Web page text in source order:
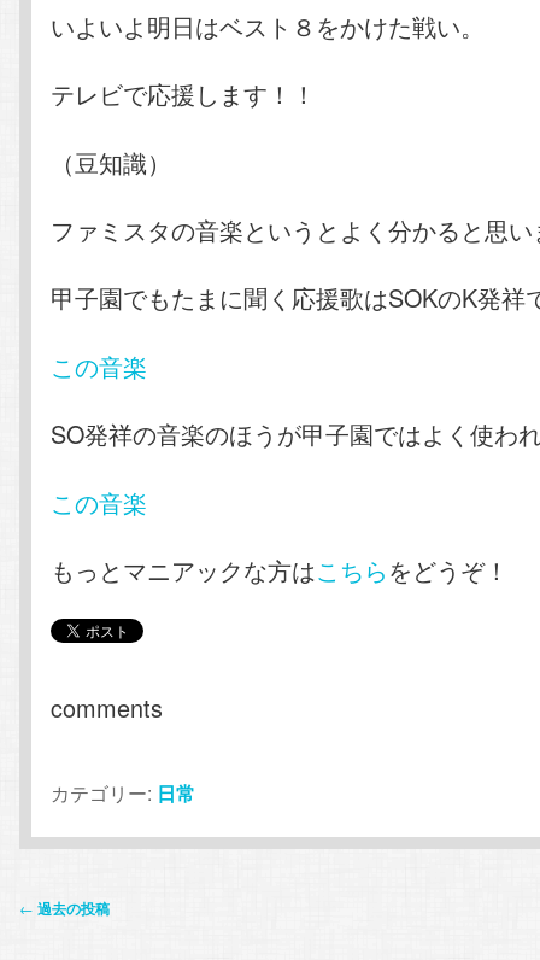
いよいよ明日はベスト８をかけた戦い。
テレビで応援します！！
（豆知識）
ファミスタの音楽というとよく分かると思
甲子園でもたまに聞く応援歌はSOKのK発祥
この音楽
SO発祥の音楽のほうが甲子園ではよく使わ
この音楽
もっとマニアックな方はこちらをどうぞ！
comments
カテゴリー: 日常
投
← 過去の投稿